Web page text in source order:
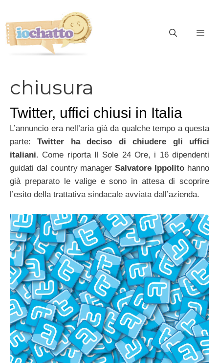
contenuto
chiusura
Twitter, uffici chiusi in Italia
L’annuncio era nell’aria già da qualche tempo a questa
parte:Twitter
ha deciso di chiudere gli uffici
italiani. Come riporta Il Sole 24 Ore, i 16 dipendenti
guidati dal country managerSalvatore Ippolito hanno
già preparato le valige e sono in attesa di scoprire
l’esito della trattativa sindacale avviata dall’azienda.